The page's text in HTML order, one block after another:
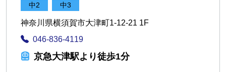
中2 中3
神奈川県横須賀市大津町1-12-21 1F
046-836-4119
京急大津駅より徒歩1分